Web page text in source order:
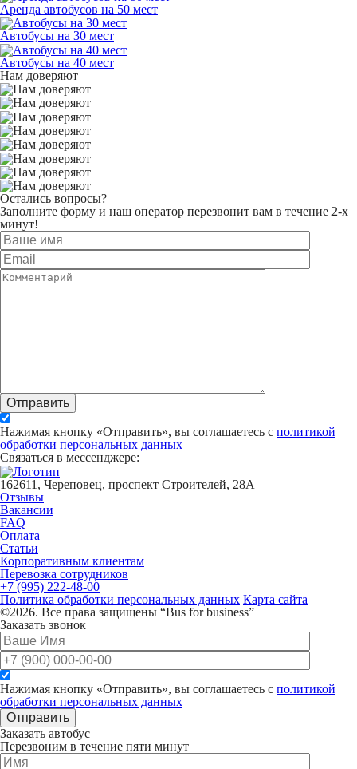
Аренда автобусов на 50 мест
Автобусы на 30 мест
Автобусы на 40 мест
Нам доверяют
Остались вопросы?
Заполните форму и наш оператор перезвонит вам в течение 2-х
минут!
Отправить
Нажимая кнопку «Отправить», вы соглашаетесь с политикой
обработки персональных данных
Связаться в мессенджере:
162611, Череповец, проспект Строителей, 28А
Отзывы
Вакансии
FAQ
Оплата
Статьи
Корпоративным клиентам
Перевозка сотрудников
+7 (995) 222-48-00
Политика обработки персональных данных Карта сайта
©2026. Все права защищены “Bus for business”
Заказать звонок
Нажимая кнопку «Отправить», вы соглашаетесь с политикой
обработки персональных данных
Отправить
Заказать автобус
Перезвоним в течение пяти минут